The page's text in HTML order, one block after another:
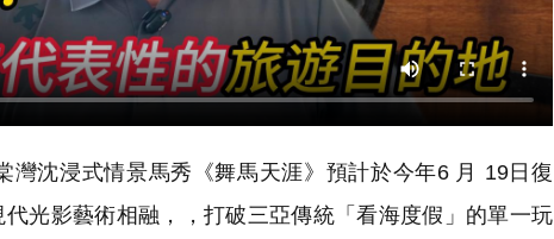
沈浸式情景馬秀《舞馬天涯》預計於今年6 月 19日復
光影藝術相融，，打破三亞傳統「看海度假」的單一玩